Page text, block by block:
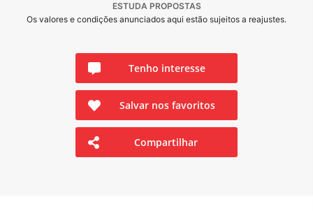
ESTUDA PROPOSTAS
Os valores e condições anunciados aqui estão sujeitos a reajustes.
Tenho interesse
Salvar nos favoritos
Compartilhar